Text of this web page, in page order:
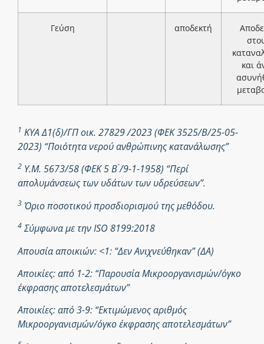
Γεύση αποδεκτή
και
1 ΚΥΑ Δ1(δ)/ΓΠ οικ. 27829 /2023 (ΦΕΚ 3525/Β/25-05-
2023) “Ποιότητα νερού ανθρώπινης κατανάλωσης”
2 Υ.Μ. 5673/58 (ΦΕΚ 5 Β ́/9-1-1958) “Περί
απολυμάνσεως των υδάτων των υδρεύσεων”.
3 Όριο ποσοτικού προσδιορισμού της μεθόδου.
4Σύμφωνα με την ISO 8199:2018
Απουσία αποικιών: <1: “Δεν Ανιχνεύθηκαν” (ΔΑ)
Αποικίες: από 1-2: “Παρουσία Μικροοργανισμών/όγκο
έκφρασης αποτελεσμάτων”
Αποικίες: από 3-9: “Εκτιμώμενος αριθμός
Μικροοργανισμών/όγκο έκφρασης αποτελεσμάτων”